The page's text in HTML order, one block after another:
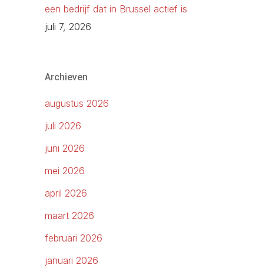
een bedrijf dat in Brussel actief is
juli 7, 2026
Archieven
augustus 2026
juli 2026
juni 2026
mei 2026
april 2026
maart 2026
februari 2026
januari 2026